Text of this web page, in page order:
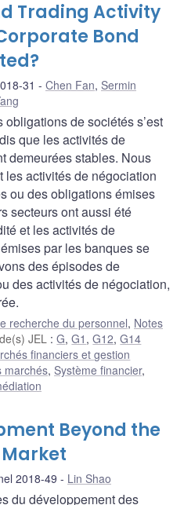
Trading Activity
Bond
31 Chen Fan, Sermin
de sociétés s’est
que les activités de
demeurées stables. Nous
activités de négociation
ou des obligations émises
secteurs ont aussi été
et les activités de
par les banques se
des épisodes de
des activités de négociation,
recherche du personnel, Notes
JEL :G,G1 ,G12,G14
financiers et gestion
marchés, Système financier,
Beyond the
2018-49 Lin Shao
du développement des